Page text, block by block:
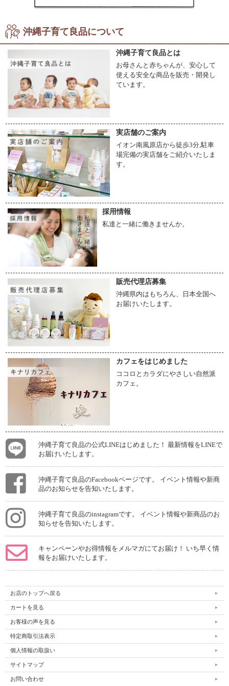
沖縄子育て良品について
沖縄子育て良品とは
お母さんと赤ちゃんが、安心して
使える安全な商品を販売・開発し
ています。
実店舗のご案内
イオン南風原店から徒歩3分,駐車
場完備の実店舗をご紹介いたしま
す。
採用情報
私達と一緒に働きませんか。
販売代理店募集
沖縄県内はもちろん、日本全国へ
お届けいたします。
カフェをはじめました
ココロとカラダにやさしい自然派
カフェ。
沖縄子育て良品の公式LINEはじめました！ 最新情報をLINEで
お届けいたします。
沖縄子育て良品のFacebookページです。 イベント情報や新商
品のお知らせを告知いたします。
沖縄子育て良品のinstagramです。 イベント情報や新商品のお
知らせを告知いたします。
キャンペーンやお得情報をメルマガにてお届け！ いち早く情
報をお届けいたします。
お店のトップへ戻る
カートを見る
お客様の声を見る
特定商取引法表示
個人情報の取扱い
サイトマップ
お問い合わせ